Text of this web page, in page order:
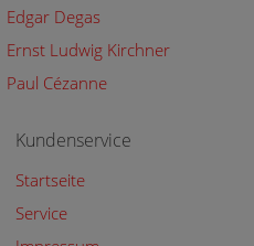
Edgar Degas
Ernst Ludwig Kirchner
Paul Cézanne
Kundenservice
Startseite
Service